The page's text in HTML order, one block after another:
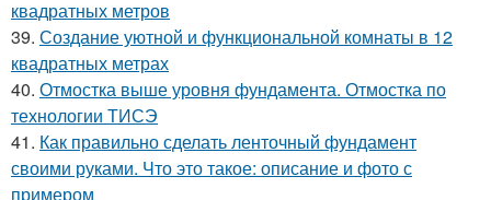
квадратных метров
39. Создание уютной и функциональной комнаты в 12
квадратных метрах
40. Отмостка выше уровня фундамента. Отмостка по
технологии ТИСЭ
41. Как правильно сделать ленточный фундамент
своими руками. Что это такое: описание и фото с
примером